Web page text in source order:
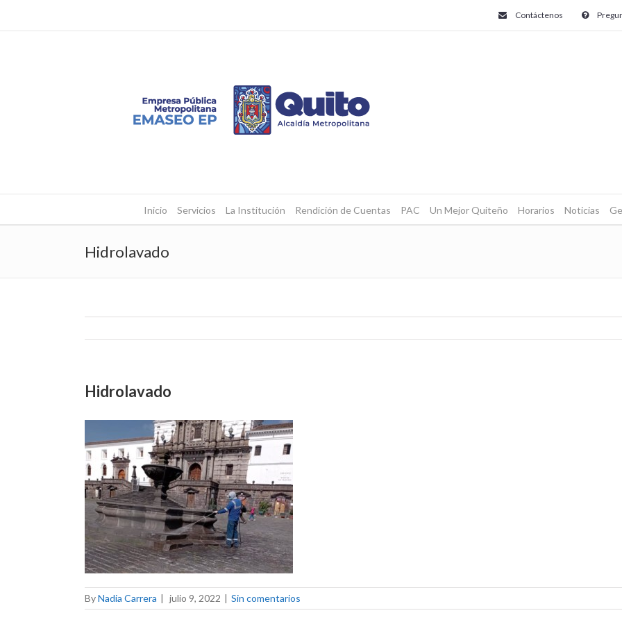
Contáctenos
Inicio Servicios La Institución Rendición de Cuentas PAC Un Mejor Quiteño Horarios Noticias
Hidrolavado
Hidrolavado
ByNadia Carrera | julio 9, 2022 | Sin comentarios